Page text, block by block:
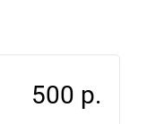
500 р.